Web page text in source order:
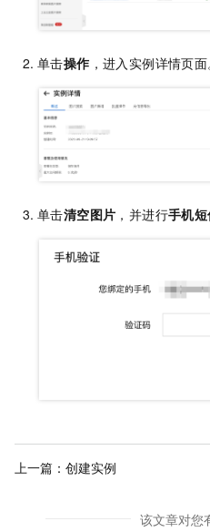
单击操作 ，进入实例详情页面
单击清空图片 ，并进行手机
上一篇： 创建实例
该文章对您